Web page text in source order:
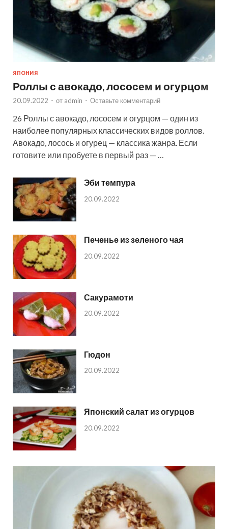
ЯПОНИЯ
Роллы с авокадо, лососем и огурцом
20.09.2022 - от admin - Оставьте комментарий
26 Роллы с авокадо, лососем и огурцом — один из
наиболее популярных классических видов роллов.
Авокадо, лосось и огурец — классика жанра. Если
готовите или пробуете в первый раз — …
Эби темпура
20.09.2022
Печенье из зеленого чая
20.09.2022
Сакурамоти
20.09.2022
Гюдон
20.09.2022
Японский салат из огурцов
20.09.2022